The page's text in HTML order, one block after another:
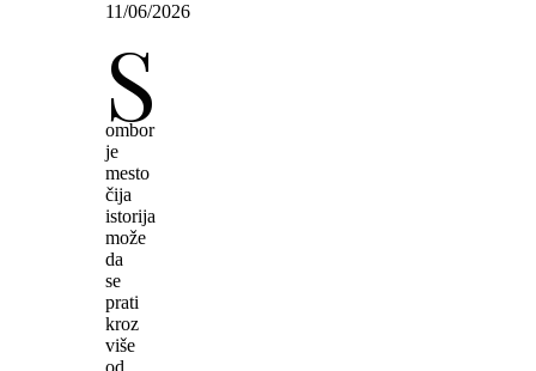
11/06/2026
S
ombor
je
mesto
čija
istorija
može
da
se
prati
kroz
više